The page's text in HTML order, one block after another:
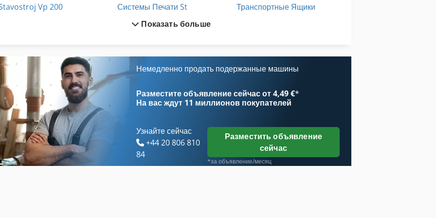
Vp 200
Древесины Станок С Инструменты И Аксессуары
Системы Печати St
Станки По Металу
Токарные Станки По Дереву
Транспортные Ящики
Показать больше
Немедленно продать подержанные машины
Разместите объявление сейчас от 4,49 €*
На вас ждут 11 миллионов покупателей
Узнайте сейчас
+44 20 806 810
84
Разместить объявление
сейчас
*за объявление/месяц